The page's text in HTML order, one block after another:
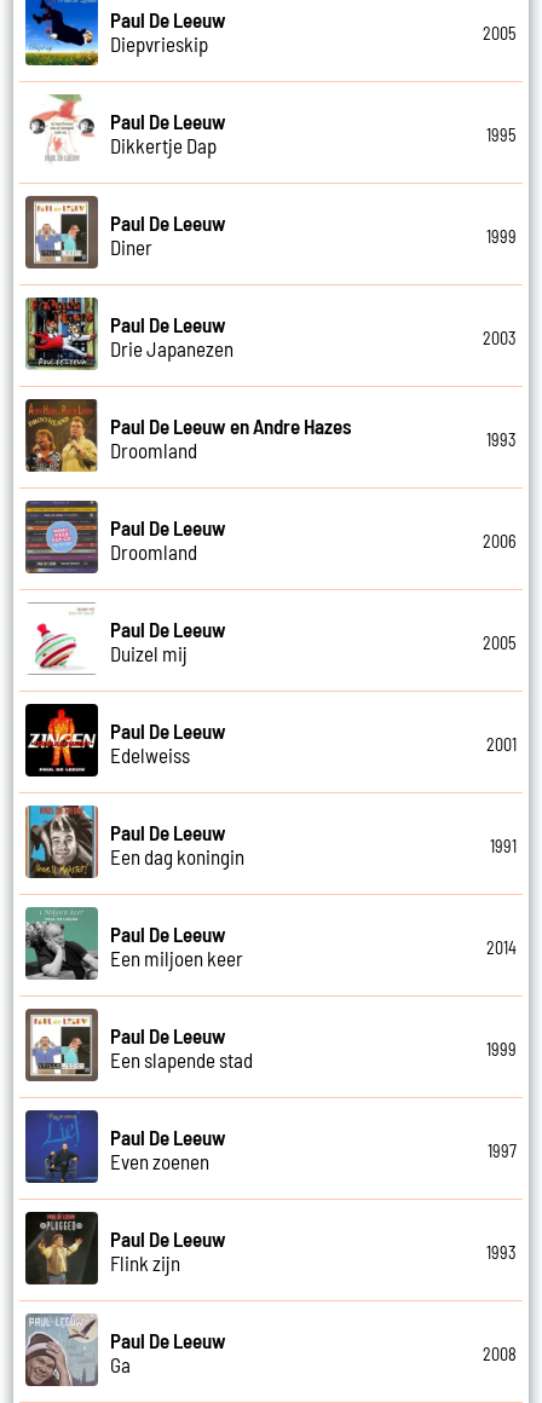
Paul De Leeuw
Diepvrieskip
2005
Paul De Leeuw
Dikkertje Dap
1995
Paul De Leeuw
Diner
1999
Paul De Leeuw
Drie Japanezen
2003
Paul De Leeuw en Andre Hazes
Droomland
1993
Paul De Leeuw
Droomland
2006
Paul De Leeuw
Duizel mij
2005
Paul De Leeuw
Edelweiss
2001
Paul De Leeuw
Een dag koningin
1991
Paul De Leeuw
Een miljoen keer
2014
Paul De Leeuw
Een slapende stad
1999
Paul De Leeuw
Even zoenen
1997
Paul De Leeuw
Flink zijn
1993
Paul De Leeuw
Ga
2008